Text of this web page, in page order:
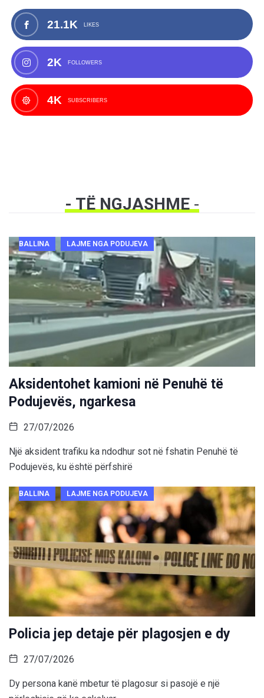
21.1K LIKES
2K FOLLOWERS
4K SUBSCRIBERS
- TË NGJASHME-
BALLINA LAJME NGA PODUJEVA
Aksidentohet kamioni në Penuhë të
Podujevës, ngarkesa
27/07/2026
Një aksident trafiku ka ndodhur sot në fshatin Penuhë të
Podujevës, ku është përfshirë
BALLINA LAJME NGA PODUJEVA
Policia jep detaje për plagosjen e dy
27/07/2026
Dy persona kanë mbetur të plagosur si pasojë e një